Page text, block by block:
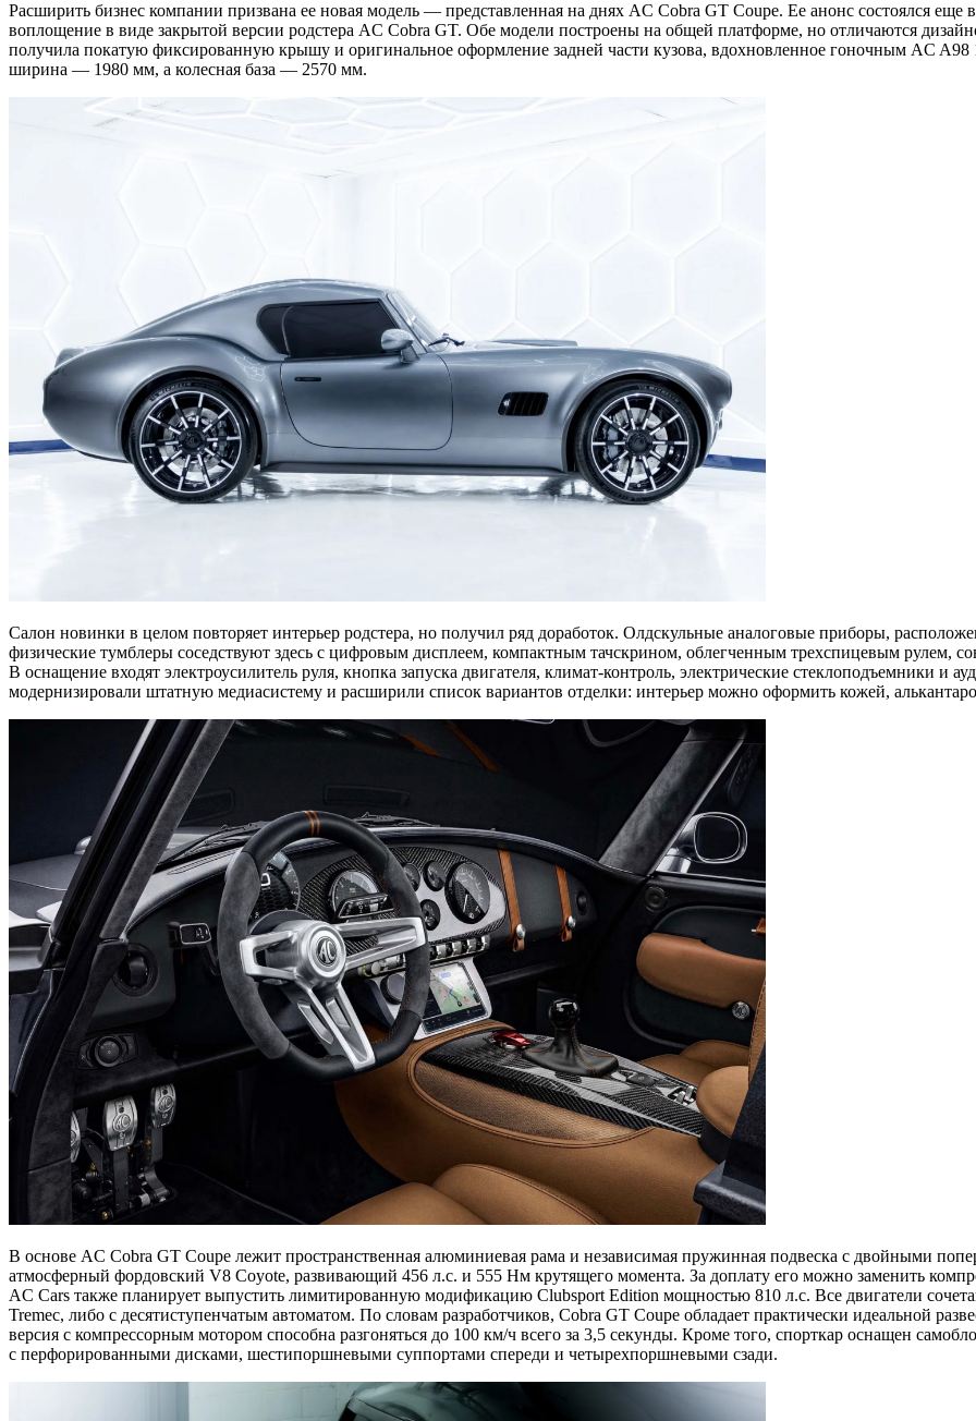
Расширить бизнес компании призвана ее новая модель — представленная на днях AC Cobra GT Coupe. Ее анонс состоялся еще
воплощение в виде закрытой версии родстера AC Cobra GT. Обе модели построены на общей платформе, но отличаются
получила покатую фиксированную крышу и оригинальное оформление задней части кузова, вдохновленное гоночным AC A98
ширина — 1980 мм, а колесная база — 2570 мм.
Салон новинки в целом повторяет интерьер родстера, но получил ряд доработок. Олдскульные аналоговые приборы,
физические тумблеры соседствуют здесь с цифровым дисплеем, компактным тачскрином, облегченным трехспицевым рулем,
В оснащение входят электроусилитель руля, кнопка запуска двигателя, климат-контроль, электрические стеклоподъемники и
модернизировали штатную медиасистему и расширили список вариантов отделки: интерьер можно оформить кожей,
В основе AC Cobra GT Coupe лежит пространственная алюминиевая рама и независимая пружинная подвеска с двойными
атмосферный фордовский V8 Coyote, развивающий 456 л.с. и 555 Нм крутящего момента. За доплату его можно заменить
AC Cars также планирует выпустить лимитированную модификацию Clubsport Edition мощностью 810 л.с. Все двигатели
Tremec, либо с десятиступенчатым автоматом. По словам разработчиков, Cobra GT Coupe обладает практически идеальной
версия с компрессорным мотором способна разгоняться до 100 км/ч всего за 3,5 секунды. Кроме того, спорткар оснащен
с перфорированными дисками, шестипоршневыми суппортами спереди и четырехпоршневыми сзади.